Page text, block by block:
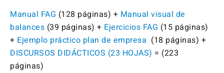
Manual FAG (128 páginas) + Manual visual de
balances (39 páginas) + Ejercicios FAG (15 páginas)
+ Ejemplo práctico plan de empresa (18 páginas) +
DISCURSOS DIDÁCTICOS (23 HOJAS) = (223
páginas)